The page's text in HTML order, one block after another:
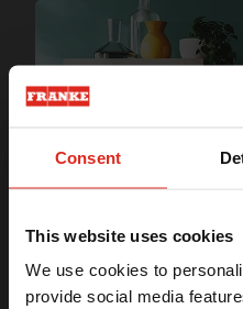
Consent
This website uses cookies
We use cookies to
provide social media
R$